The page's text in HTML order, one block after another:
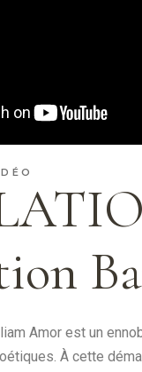
Amor est un
À cette